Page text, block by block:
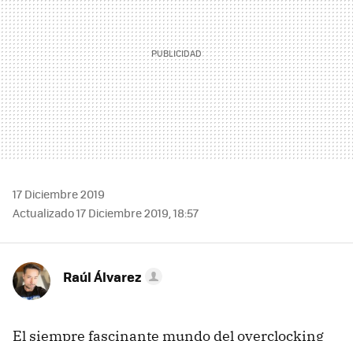
17 Diciembre 2019
Actualizado 17 Diciembre 2019, 18:57
Raúl Álvarez
El siempre fascinante mundo del overclocking